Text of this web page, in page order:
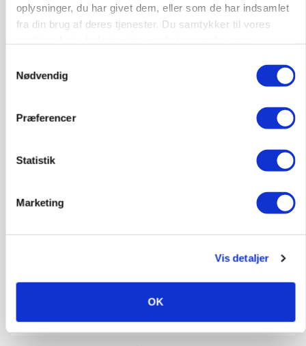
oplysninger, du har givet dem, eller som de har indsamlet
fra din brug af deres tjenester. Du samtykker til vores
Nødvendig
Præferencer
Statistik
Marketing
Vis detaljer
OK
protestgruppe vil demonstrere mod ny
Snart kan man søge tilskud til naturprojekter